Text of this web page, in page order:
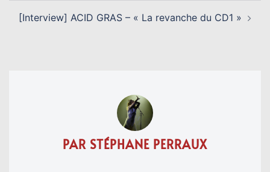
[Interview] ACID GRAS – « La revanche du CD1 »
PAR STÉPHANE PERRAUX